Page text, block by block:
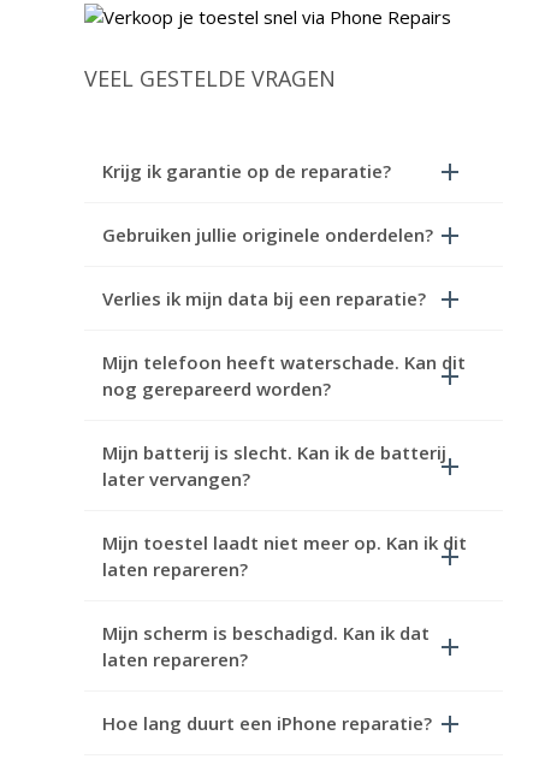
VEEL GESTELDE VRAGEN
Krijg ik garantie op de reparatie?
Gebruiken jullie originele onderdelen?
Verlies ik mijn data bij een reparatie?
Mijn telefoon heeft waterschade. Kan dit
nog gerepareerd worden?
Mijn batterij is slecht. Kan ik de batterij
later vervangen?
Mijn toestel laadt niet meer op. Kan ik dit
laten repareren?
Mijn scherm is beschadigd. Kan ik dat
laten repareren?
Hoe lang duurt een iPhone reparatie?